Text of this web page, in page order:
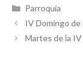
Categorías
Parroquia
IV Domingo de
Martes de la IV